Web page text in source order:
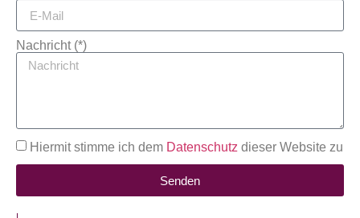
Nachricht (*)
Hiermit stimme ich dem Datenschutz dieser Website zu
Senden